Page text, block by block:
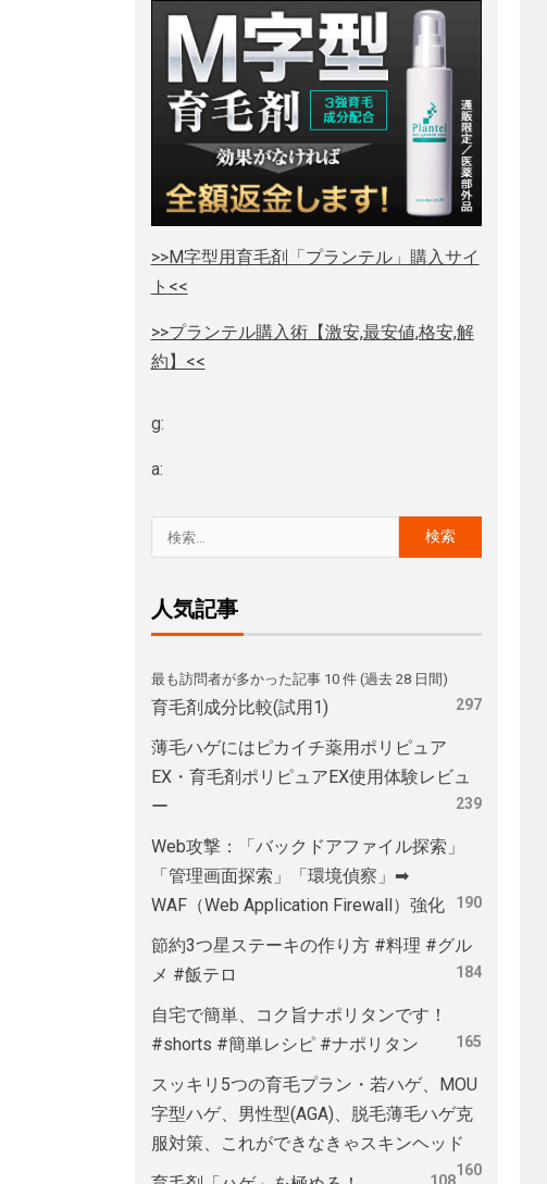
>>M字型用育毛剤「プランテル」購入サイ
ト<<
>>プランテル購入術【激安,最安値,格安,解
約】<<
g:
a:
人気記事
最も訪問者が多かった記事 10 件 (過去 28 日間)
育毛剤成分比較(試用1) 297
薄毛ハゲにはピカイチ薬用ポリピュア
EX・育毛剤ポリピュアEX使用体験レビュ
ー
239
Web攻撃：「バックドアファイル探索」
「管理画面探索」「環境偵察」➡
WAF（Web Application Firewall）強化
190
節約3つ星ステーキの作り方 #料理 #グル
メ #飯テロ
184
自宅で簡単、コク旨ナポリタンです！
#shorts #簡単レシピ #ナポリタン
165
スッキリ5つの育毛プラン・若ハゲ、MOU
字型ハゲ、男性型(AGA)、脱毛薄毛ハゲ克
服対策、これができなきゃスキンヘッド
160